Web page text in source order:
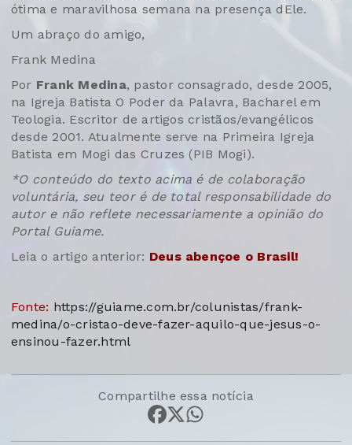
ótima e maravilhosa semana na presença dEle.
Um abraço do amigo,
Frank Medina
Por Frank Medina, pastor consagrado, desde 2005,
na Igreja Batista O Poder da Palavra, Bacharel em
Teologia. Escritor de artigos cristãos/evangélicos
desde 2001. Atualmente serve na Primeira Igreja
Batista em Mogi das Cruzes (PIB Mogi).
*O conteúdo do texto acima é de colaboração
voluntária, seu teor é de total responsabilidade do
autor e não reflete necessariamente a opinião do
Portal Guiame.
Leia o artigo anterior: Deus abençoe o Brasil!
Fonte: https://guiame.com.br/colunistas/frank-
medina/o-cristao-deve-fazer-aquilo-que-jesus-o-
ensinou-fazer.html
Compartilhe essa notícia